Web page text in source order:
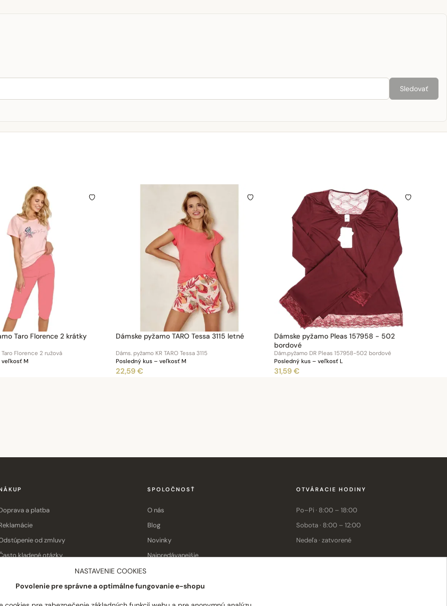
Sledovať
Taro Florence 2 krátky
Taro Florence 2 ružová
veľkosť M
Dámske pyžamo TARO Tessa 3115 letné
Dáms. pyžamo KR TARO Tessa 3115
Posledný kus – veľkosť M
22,59 €
Dámske pyžamo Pleas 157958 - 502
bordové
Dám.pyžamo DR Pleas 157958-502 bordové
Posledný kus – veľkosť L
31,59 €
a platba
od zmluvy
kladené otázky
SPOLOČNOSŤ
O nás
Blog
Novinky
Najpredávanejšie
OTVÁRACIE HODINY
Po–Pi · 8:00 – 18:00
Sobota · 8:00 – 12:00
Nedeľa · zatvorené
NASTAVENIE COOKIES
Povolenie pre správne a optimálne fungovanie e-shopu